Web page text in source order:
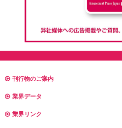
刊行物のご案内
業界データ
業界リンク